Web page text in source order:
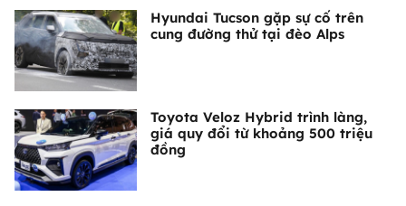
Hyundai Tucson gặp sự cố trên
cung đường thử tại đèo Alps
Toyota Veloz Hybrid trình làng,
giá quy đổi từ khoảng 500 triệu
đồng